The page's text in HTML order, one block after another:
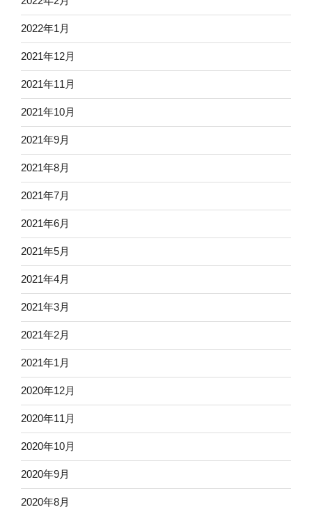
2022年1月
2021年12月
2021年11月
2021年10月
2021年9月
2021年8月
2021年7月
2021年6月
2021年5月
2021年4月
2021年3月
2021年2月
2021年1月
2020年12月
2020年11月
2020年10月
2020年9月
2020年8月